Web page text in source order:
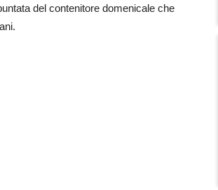
del contenitore domenicale che